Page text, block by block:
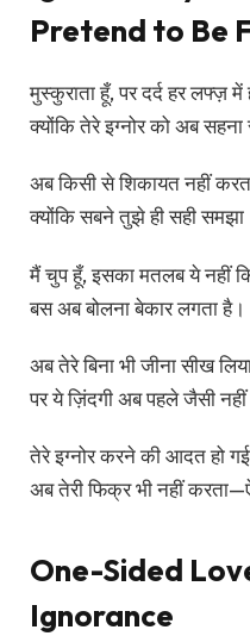
Pretend to Be
मुस्कुराता हूँ, पर दर्द हर लफ्ज़ में
क्योंकि तेरे इग्नोर को अब सहना
अब किसी से शिकायत नहीं
क्योंकि सबने तुझे ही सही
मैं चुप हूँ, इसका मतलब ये नहीं कि
बस अब बोलना बेकार लगता है।
अब तेरे बिना भी जीना सीख
पर ये ज़िंदगी अब पहले जैसी नहीं
तेरे इग्नोर करने की आदत हो
अब तेरी फिक्र भी नहीं
One-Sided
Ignorance